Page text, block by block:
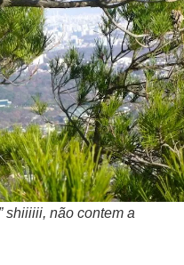
shiiiiii, não contem a